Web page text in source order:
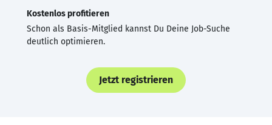
Kostenlos profitieren
Schon als Basis-Mitglied kannst Du Deine Job-Suche
deutlich optimieren.
Jetzt registrieren